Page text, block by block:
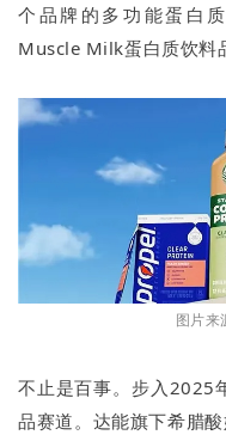
个品牌的多功能蛋白
Muscle Milk蛋白质饮料
图片
不止是百事。步入2025
品赛道。达能旗下希腊